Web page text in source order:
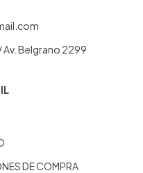
Belgrano 2299
DE COMPRA